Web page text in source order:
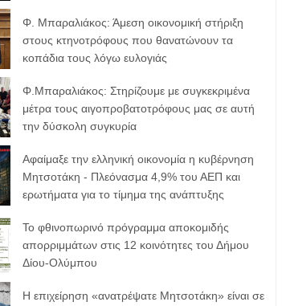
Φ. Μπαραλιάκος: Άμεση οικονομική στήριξη
στους κτηνοτρόφους που θανατώνουν τα
κοπάδια τους λόγω ευλογιάς
Φ.Μπαραλιάκος: Στηρίζουμε με συγκεκριμένα
μέτρα τους αιγοπροβατοτρόφoυς μας σε αυτή
την δύσκολη συγκυρία
Αφαίμαξε την ελληνική οικονομία η κυβέρνηση
Μητσοτάκη - Πλεόνασμα 4,9% του ΑΕΠ και
ερωτήματα για το τίμημα της ανάπτυξης
Το φθινοπωρινό πρόγραμμα αποκομιδής
απορριμμάτων στις 12 κοινότητες του Δήμου
Δίου-Ολύμπου
Η επιχείρηση «ανατρέψατε Μητσοτάκη» είναι σε